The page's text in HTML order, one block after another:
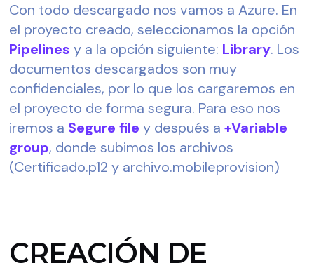
Con todo descargado nos vamos a Azure. En
el proyecto creado, seleccionamos la opción
Pipelines y a la opción siguiente: Library. Los
documentos descargados son muy
confidenciales, por lo que los cargaremos en
el proyecto de forma segura. Para eso nos
iremos a Segure file y después a +Variable
group, donde subimos los archivos
(Certificado.p12 y archivo.mobileprovision)
CREACIÓN DE